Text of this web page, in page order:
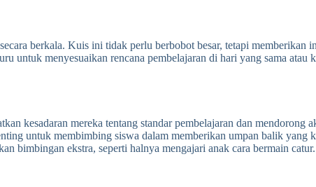
berkala. Kuis ini tidak perlu berbobot besar, tetapi memberikan
untuk menyesuaikan rencana pembelajaran di hari yang sama atau
kesadaran mereka tentang standar pembelajaran dan mendorong
untuk membimbing siswa dalam memberikan umpan balik yang
bimbingan ekstra, seperti halnya mengajari anak cara bermain catur.